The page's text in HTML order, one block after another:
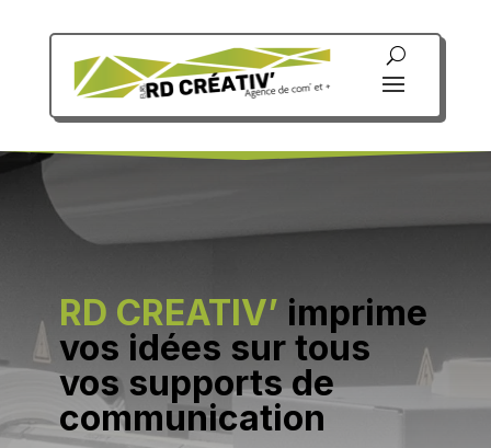
RD CREATIV’ imprime
vos idées sur tous
vos supports de
communication